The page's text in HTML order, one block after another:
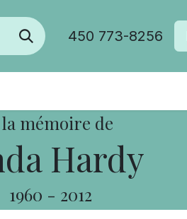
450 773-8256
la mémoire de
Hardy
1960 - 2012